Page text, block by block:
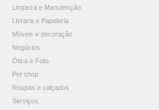
Limpeza e Manutenção
Livraria e Papelaria
Móveis e decoração
Negócios
Ótica e Foto
Pet shop
Roupas e calçados
Serviços